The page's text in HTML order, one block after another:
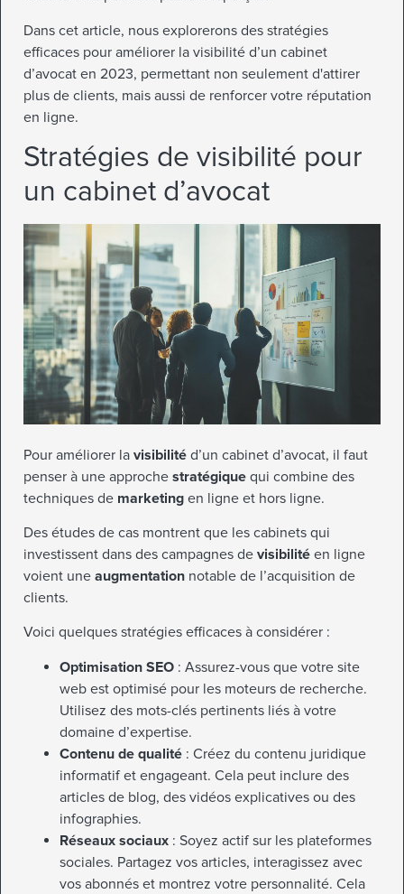
Dans cet article, nous explorerons des stratégies
efficaces pour améliorer la visibilité d’un cabinet
d’avocat en 2023, permettant non seulement d'attirer
plus de clients, mais aussi de renforcer votre réputation
en ligne.
Stratégies de visibilité pour
un cabinet d’avocat
Pour améliorer la visibilité d’un cabinet d’avocat, il faut
penser à une approche stratégique qui combine des
techniques de marketing en ligne et hors ligne.
Des études de cas montrent que les cabinets qui
investissent dans des campagnes de visibilité en ligne
voient une augmentation notable de l’acquisition de
clients.
Voici quelques stratégies efficaces à considérer :
Optimisation SEO : Assurez-vous que votre site
web est optimisé pour les moteurs de recherche.
Utilisez des mots-clés pertinents liés à votre
domaine d’expertise.
Contenu de qualité : Créez du contenu juridique
informatif et engageant. Cela peut inclure des
articles de blog, des vidéos explicatives ou des
infographies.
Réseaux sociaux : Soyez actif sur les plateformes
sociales. Partagez vos articles, interagissez avec
vos abonnés et montrez votre personnalité. Cela